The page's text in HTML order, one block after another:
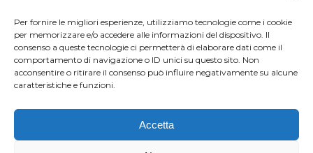
Per fornire le migliori esperienze, utilizziamo tecnologie come i cookie
per memorizzare e/o accedere alle informazioni del dispositivo. Il
consenso a queste tecnologie ci permetterà di elaborare dati come il
comportamento di navigazione o ID unici su questo sito. Non
acconsentire o ritirare il consenso può influire negativamente su alcune
caratteristiche e funzioni.
Accetta
SIMONE DEROMEDIS SKIALPDEIPARCHI SKICROSS
SLOPESTYLE SNOWBOARD
SNOWBOARDCROSS SPRINT
THERESE JOHAUG
TRANSCAVALLO TROFEO MEZZALAMA
VAL DI FIEMME